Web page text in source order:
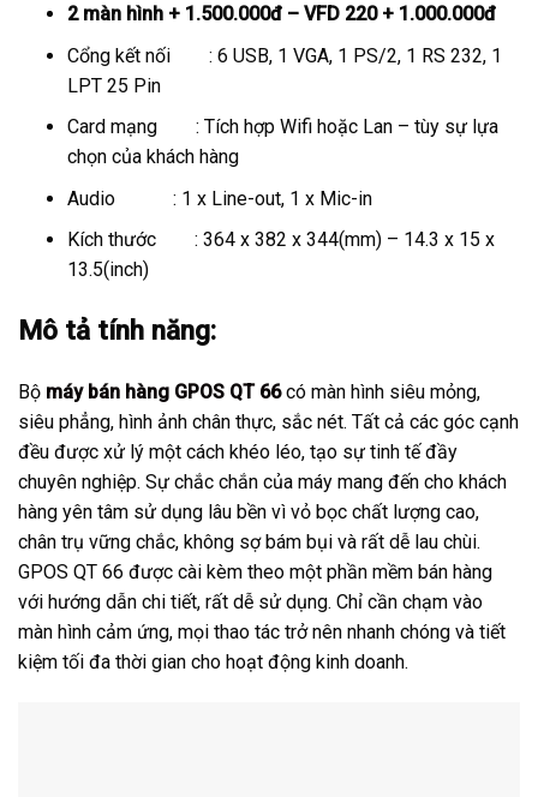
2 màn hình + 1.500.000đ – VFD 220 + 1.000.000đ
Cổng kết nối : 6 USB, 1 VGA, 1 PS/2, 1 RS 232, 1
LPT 25 Pin
Card mạng : Tích hợp Wifi hoặc Lan – tùy sự lựa
chọn của khách hàng
Audio : 1 x Line-out, 1 x Mic-in
Kích thước : 364 x 382 x 344(mm) – 14.3 x 15 x
13.5(inch)
Mô tả tính năng:
Bộ máy bán hàng GPOS QT 66 có màn hình siêu mỏng,
siêu phẳng, hình ảnh chân thực, sắc nét. Tất cả các góc cạnh
đều được xử lý một cách khéo léo, tạo sự tinh tế đầy
chuyên nghiệp. Sự chắc chắn của máy mang đến cho khách
hàng yên tâm sử dụng lâu bền vì vỏ bọc chất lượng cao,
chân trụ vững chắc, không sợ bám bụi và rất dễ lau chùi.
GPOS QT 66 được cài kèm theo một phần mềm bán hàng
với hướng dẫn chi tiết, rất dễ sử dụng. Chỉ cần chạm vào
màn hình cảm ứng, mọi thao tác trở nên nhanh chóng và tiết
kiệm tối đa thời gian cho hoạt động kinh doanh.